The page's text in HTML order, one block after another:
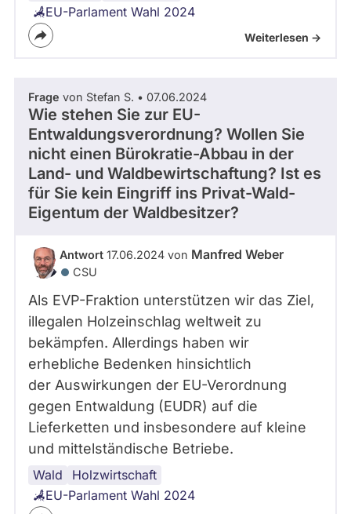
EU-Parlament Wahl 2024
Weiterlesen ->
Frage von Stefan S. • 07.06.2024
Wie stehen Sie zur EU-
Entwaldungsverordnung? Wollen Sie
nicht einen Bürokratie-Abbau in der
Land- und Waldbewirtschaftung? Ist es
für Sie kein Eingriff ins Privat-Wald-
Eigentum der Waldbesitzer?
Antwort 17.06.2024 von Manfred Weber
CSU
Als EVP-Fraktion unterstützen wir das Ziel,
illegalen Holzeinschlag weltweit zu
bekämpfen. Allerdings haben wir
erhebliche Bedenken hinsichtlich
der Auswirkungen der EU-Verordnung
gegen Entwaldung (EUDR) auf die
Lieferketten und insbesondere auf kleine
und mittelständische Betriebe.
Wald Holzwirtschaft
Eigentum
EU-Parlament Wahl 2024